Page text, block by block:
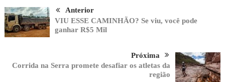
Anterior
VIU ESSE CAMINHÃO? Se viu, você pode
ganhar R$5 Mil
Próxima
Corrida na Serra promete desafiar os atletas da
região